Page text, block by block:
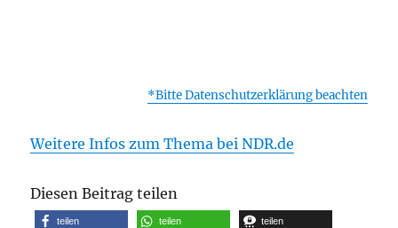
*Bitte Datenschutzerklärung beachten
Weitere Infos zum Thema bei NDR.de
Diesen Beitrag teilen
teilen teilen teilen